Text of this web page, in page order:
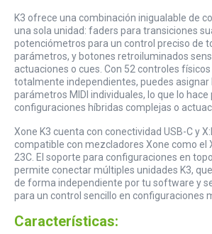
K3 ofrece una combinación inigualable de
una sola unidad: faders para transiciones
potenciómetros para un control preciso de
parámetros, y botones retroiluminados
actuaciones o cues. Con 52 controles físicos
totalmente independientes, puedes asignar
parámetros MIDI individuales, lo que lo
configuraciones híbridas complejas o
Xone K3 cuenta con conectividad USB-C y
compatible con mezcladores Xone como el
23C. El soporte para configuraciones en
permite conectar múltiples unidades K3,
de forma independiente por tu software y
para un control sencillo en configuraciones
Características: